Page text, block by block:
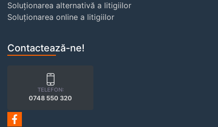
Soluționarea alternativă a litigiilor
Soluționarea online a litigiilor
Contactează-ne!
TELEFON:
0748 550 320